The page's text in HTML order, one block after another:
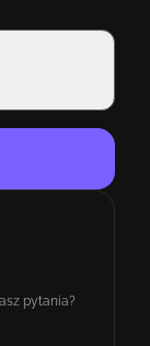
pytania?